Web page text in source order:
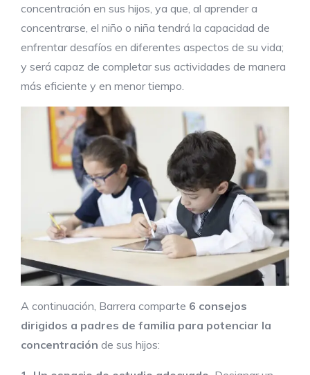
concentración en sus hijos, ya que, al aprender a
concentrarse, el niño o niña tendrá la capacidad de
enfrentar desafíos en diferentes aspectos de su vida;
y será capaz de completar sus actividades de manera
más eficiente y en menor tiempo.
A continuación, Barrera comparte 6 consejos
dirigidos a padres de familia para potenciar la
concentración de sus hijos: